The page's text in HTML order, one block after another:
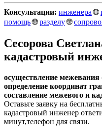
Консультации: инженера🌐
помощь🌐разделу🌐
Сесорова
кадастровый
осуществление межевания
определение координат
составление межевого и
Оставьте заявку на
кадастровый инженер
минут,телефон для связи.